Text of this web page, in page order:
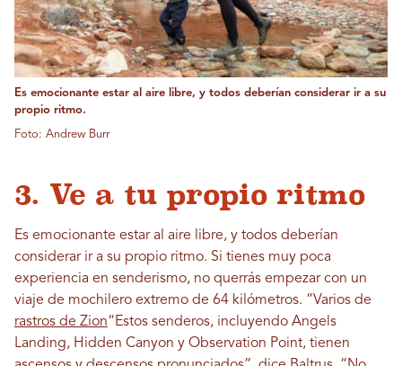
Es emocionante estar al aire libre, y todos deberían considerar ir a su
propio ritmo.
Foto: Andrew Burr
3. Ve a tu propio ritmo
Es emocionante estar al aire libre, y todos deberían
considerar ir a su propio ritmo. Si tienes muy poca
experiencia en senderismo, no querrás empezar con un
viaje de mochilero extremo de 64 kilómetros. “Varios de
rastros de Zion“Estos senderos, incluyendo Angels
Landing, Hidden Canyon y Observation Point, tienen